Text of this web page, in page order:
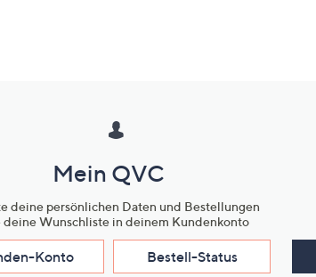
Mein QVC
deine persönlichen Daten und Bestellungen
deine Wunschliste in deinem Kundenkonto
Konto Bestell-Status